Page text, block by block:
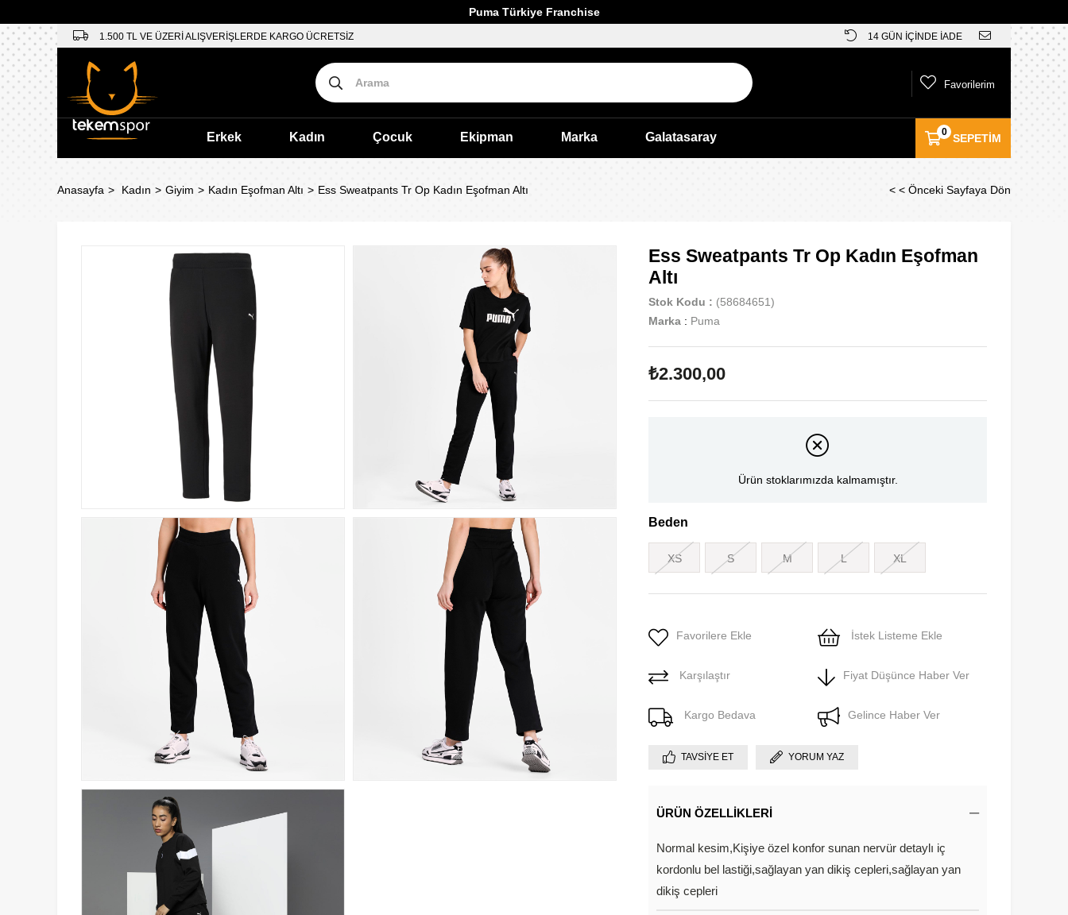
Puma Türkiye Franchise
1.500 TL VE ÜZERİ ALIŞVERİŞLERDE KARGO ÜCRETSİZ 14 GÜN İÇİNDE İADE
SEPETIM
0
Favorilerim
Erkek Kadın Çocuk Ekipman Marka Galatasaray
Anasayfa Kadın Giyim Kadın Eşofman Altı Ess Sweatpants Tr Op Kadın Eşofman Altı < < Önceki Sayfaya Dön
Ess Sweatpants Tr Op Kadın Eşofman
Altı
Stok Kodu
(58684651)
Marka : Puma
₺2.300,00
Ürün stoklarımızda kalmamıştır.
Beden
XS S M L XL
Favorilere Ekle İstek Listeme Ekle
Karşılaştır Fiyat Düşünce Haber Ver
Kargo Bedava Gelince Haber Ver
TAVSIYE ET YORUM YAZ
ÜRÜN ÖZELLIKLERI
Normal kesim,Kişiye özel konfor sunan nervür detaylı iç
kordonlu bel lastiği,sağlayan yan dikiş cepleri,sağlayan yan
dikiş cepleri